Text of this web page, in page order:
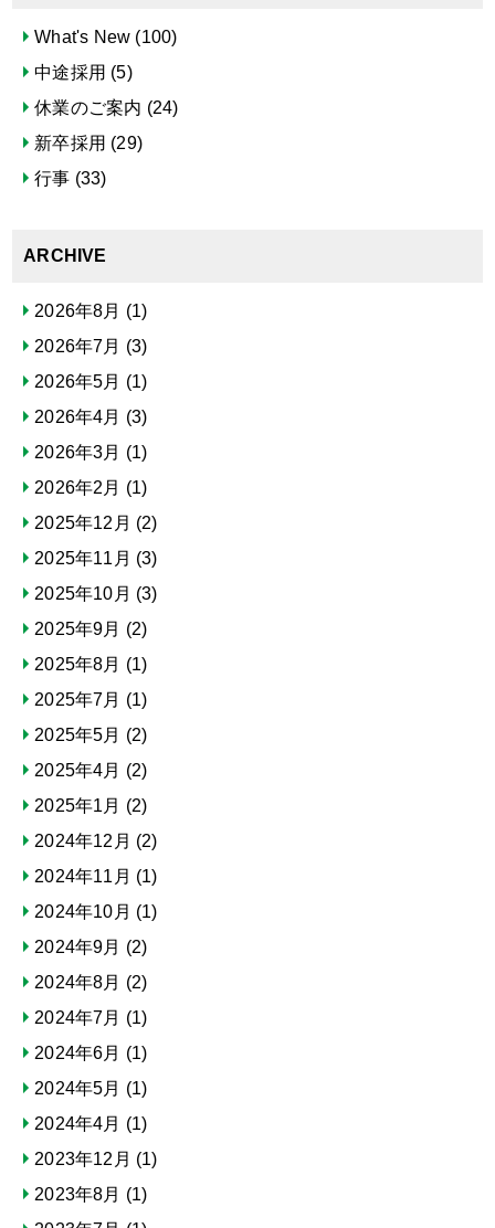
What's New (100)
中途採用 (5)
休業のご案内 (24)
新卒採用 (29)
行事 (33)
ARCHIVE
2026年8月 (1)
2026年7月 (3)
2026年5月 (1)
2026年4月 (3)
2026年3月 (1)
2026年2月 (1)
2025年12月 (2)
2025年11月 (3)
2025年10月 (3)
2025年9月 (2)
2025年8月 (1)
2025年7月 (1)
2025年5月 (2)
2025年4月 (2)
2025年1月 (2)
2024年12月 (2)
2024年11月 (1)
2024年10月 (1)
2024年9月 (2)
2024年8月 (2)
2024年7月 (1)
2024年6月 (1)
2024年5月 (1)
2024年4月 (1)
2023年12月 (1)
2023年8月 (1)